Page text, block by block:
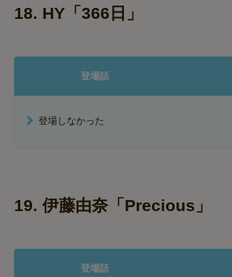
18. HY「366日」
登場話
登場しなかった
19. 伊藤由奈「Precious」
登場話